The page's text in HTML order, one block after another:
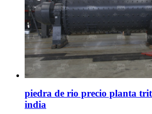
piedra de rio precio planta
india